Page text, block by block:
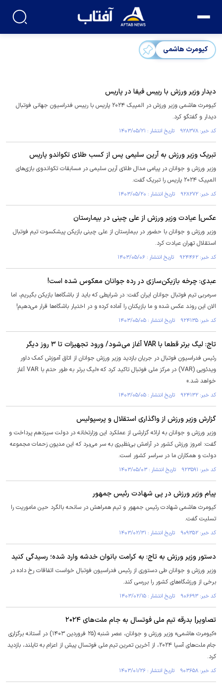
کیومرث هاشمی
دیدار وزیر ورزش با رییس فیفا در پاریس
کیومرث هاشمی وزیر ورزش در المپیک ۲۰۲۴ پاریس با رییس فدراسیون جهانی فوتبال
دیدار و گفتگو کرد.
کد خبر: ۹۲۸۳۷۸ تاریخ انتشار : ۱۴۰۳/۰۵/۲۱
تبریک وزیر ورزش به آرین سلیمی پس از کسب طلای تکواندو پاریس
وزیر ورزش و جوانان در پیامی مدال طلای آرین سلیمی در مسابقات تکواندوی بازی‌های
المپیک ۲۰۲۴ پاریس را تبریک گفت.
کد خبر: ۹۲۸۲۷۲ تاریخ انتشار : ۱۴۰۳/۰۵/۲۰
عکس| عیادت وزیر ورزش از علی چینی در بیمارستان
وزیر ورزش و جوانان با حضور در بیمارستان از علی چینی بازیکن پیشکسوت تیم فوتبال
استقلال تهران عیادت کرد.
کد خبر: ۹۲۴۴۶۲ تاریخ انتشار : ۱۴۰۳/۰۵/۰۶
عبدی: چرخه بازیکن‌سازی در رده جوانان معکوس شده است!
سرمربی تیم فوتبال جوانان ایران گفت: در شرایطی که باید از باشگاه‌ها بازیکن بگیریم، اما
الان این روند عکس شده و ما بازیکنان را آماده کرده و در اختیار باشگاه‌ها قرار می‌دهیم!
کد خبر: ۹۲۴۱۳۵ تاریخ انتشار : ۱۴۰۳/۰۵/۰۵
تاج: لیگ برتر قطعا با VAR آغاز می‌شود/ ورود تجهیزات تا ۳ روز دیگر
رئیس فدراسیون فوتبال در جریان بازدید وزیر ورزش جوانان از اتاق آموزش کمک داور
ویدئویی (VAR) در مرکز ملی فوتبال تاکید کرد که «لیگ برتر به طور حتم با VAR آغاز
خواهد شد.»
کد خبر: ۹۲۴۱۳۲ تاریخ انتشار : ۱۴۰۳/۰۵/۰۵
گزارش وزیر ورزش از واگذاری استقلال و پرسپولیس
وزیر ورزش و جوانان به ارائه گزارشی از عملکرد این وزارتخانه در دولت سیزدهم پرداخت و
گفت: امروز ورزش کشور در آرامش بی‌نظیری به سر می‌برد که این مدیون زحمات مجموعه
دولت و همکاران ما در سراسر کشور است.
کد خبر: ۹۲۳۵۹۱ تاریخ انتشار : ۱۴۰۳/۰۵/۰۳
پیام وزیر ورزش در پی شهادت رئیس جمهور
کیومرث هاشمی شهادت رئیس جمهور و تیم همراهش در سانحه بالگرد حین ماموریت را
تسلیت گفت.
کد خبر: ۹۰۹۳۵۲ تاریخ انتشار : ۱۴۰۳/۰۲/۳۱
دستور وزیر ورزش به تاج: به کرامت بانوان خدشه وارد شده؛ رسیدگی کنید
وزیر ورزش و جوانان طی دستوری از رئیس فدراسیون فوتبال خواست اتفاقات رخ داده در
برخی از ورزشگاه‌های کشور را بررسی کند.
کد خبر: ۹۰۶۶۹۳ تاریخ انتشار : ۱۴۰۳/۰۲/۱۵
تصاویر| بدرقه تیم ملی فوتسال به جام ملت‌های ۲۰۲۴
«کیومرث هاشمی» وزیر ورزش و جوانان، عصر شنبه (۲۵ فروردین ۱۴۰۳) در آستانه برگزاری
جام ملت‌های آسیا ۲۰۲۴، از آخرین تمرین تیم ملی فوتسال پیش از اعزام به تایلند، بازدید
کرد.
کد خبر: ۹۰۳۶۵۸ تاریخ انتشار : ۱۴۰۳/۰۱/۲۶